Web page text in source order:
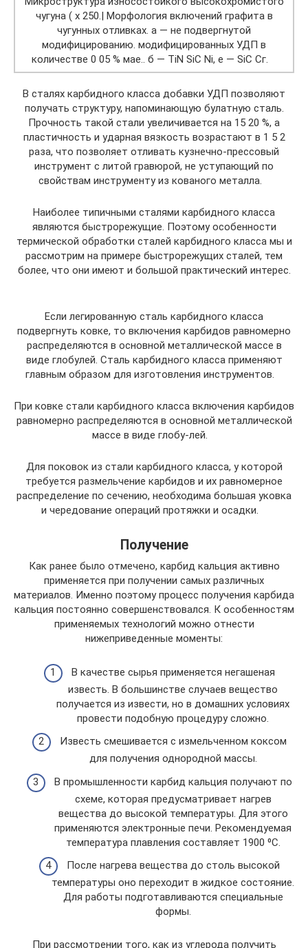
чугуна ( х 250.| Морфология включений графита в
чугунных отливках. а — не подвергнутой
модифицированию. модифицированных УДП в
количестве 0 05 % мае.. б — TiN SiC Ni, e — SiC Сг.
В сталях карбидного класса добавки УДП позволяют
получать структуру, напоминающую булатную сталь.
Прочность такой стали увеличивается на 15 20 %, а
пластичность и ударная вязкость возрастают в 1 5 2
раза, что позволяет отливать кузнечно-прессовый
инструмент с литой гравюрой, не уступающий по
свойствам инструменту из кованого металла.
Наиболее типичными сталями карбидного класса
являются быстрорежущие. Поэтому особенности
термической обработки сталей карбидного класса мы и
рассмотрим на примере быстрорежущих сталей, тем
более, что они имеют и большой практический интерес.
Если легированную сталь карбидного класса
подвергнуть ковке, то включения карбидов равномерно
распределяются в основной металлической массе в
виде глобулей. Сталь карбидного класса применяют
главным образом для изготовления инструментов.
При ковке стали карбидного класса включения карбидов
равномерно распределяются в основной металлической
массе в виде глобу-лей.
Для поковок из стали карбидного класса, у которой
требуется размельчение карбидов и их равномерное
распределение по сечению, необходима большая уковка
и чередование операций протяжки и осадки.
Получение
Как ранее было отмечено, карбид кальция активно
применяется при получении самых различных
материалов. Именно поэтому процесс получения карбида
кальция постоянно совершенствовался. К особенностям
применяемых технологий можно отнести
нижеприведенные моменты:
В качестве сырья применяется негашеная
известь. В большинстве случаев вещество
получается из извести, но в домашних условиях
провести подобную процедуру сложно.
Известь смешивается с измельченном коксом
для получения однородной массы.
В промышленности карбид кальция получают по
схеме, которая предусматривает нагрев
вещества до высокой температуры. Для этого
применяются электронные печи. Рекомендуемая
температура плавления составляет 1900 ⁰С.
После нагрева вещества до столь высокой
температуры оно переходит в жидкое состояние.
Для работы подготавливаются специальные
формы.
При рассмотрении того, как из углерода получить